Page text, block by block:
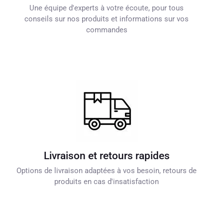
Une équipe d'experts à votre écoute, pour tous
conseils sur nos produits et informations sur vos
commandes
Livraison et retours rapides
Options de livraison adaptées à vos besoin, retours de
produits en cas d'insatisfaction